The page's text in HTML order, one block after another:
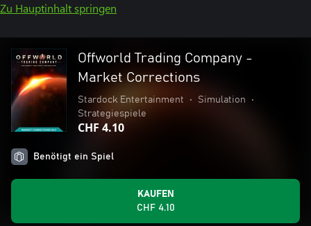
Zu Hauptinhalt springen
Offworld Trading Company -
Market Corrections
Stardock Entertainment • Simulation
•
Strategiespiele
CHF 4.10
Benötigt ein Spiel
KAUFEN
CHF 4.10